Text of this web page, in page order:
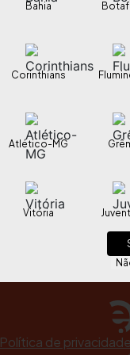
Bahia
Corinthians
Atlético-MG
Vitória
Política de privacidade